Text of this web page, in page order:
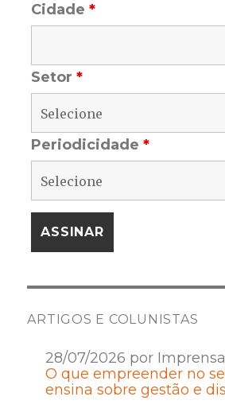
Cidade*
Setor*
Periodicidade*
ARTIGOS E COLUNISTAS
28/07/2026 por Imprensa
O que empreender no
ensina sobre gestão e